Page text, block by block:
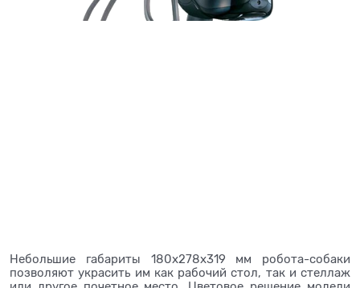
Небольшие габариты 180х278х319 мм робота-собаки
позволяют украсить им как рабочий стол, так и стеллаж